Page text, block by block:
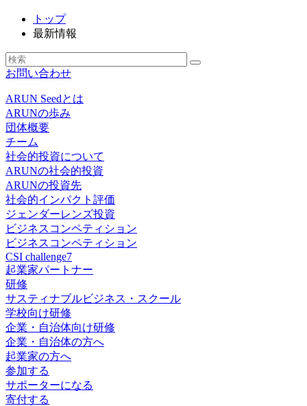
トップ
最新情報
お問い合わせ
ARUN Seedとは
ARUNの歩み
団体概要
チーム
社会的投資について
ARUNの社会的投資
ARUNの投資先
社会的インパクト評価
ジェンダーレンズ投資
ビジネスコンペティション
ビジネスコンペティション
CSI challenge7
起業家パートナー
研修
サスティナブルビジネス・スクール
学校向け研修
企業・自治体向け研修
企業・自治体の方へ
起業家の方へ
参加する
サポーターになる
寄付する